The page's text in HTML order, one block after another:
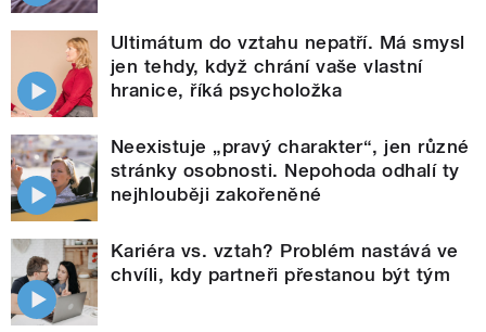
Ultimátum do vztahu nepatří. Má smysl
jen tehdy, když chrání vaše vlastní
hranice, říká psycholožka
Neexistuje „pravý charakter“, jen různé
stránky osobnosti. Nepohoda odhalí ty
nejhlouběji zakořeněné
Kariéra vs. vztah? Problém nastává ve
chvíli, kdy partneři přestanou být tým